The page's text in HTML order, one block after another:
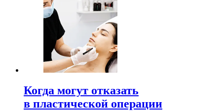
Когда могут отказать
в пластической операции